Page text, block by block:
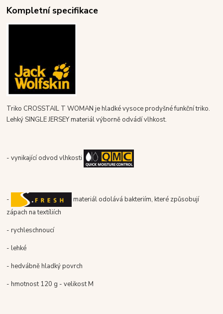
Kompletní specifikace
Triko CROSSTAIL T WOMAN je hladké vysoce prodyšné funkční triko.
Lehký SINGLE JERSEY materiál výborně odvádí vlhkost.
- vynikající odvod vlhkosti
-
materiál odolává bakteriím, které způsobují
zápach na textíliích
- rychleschnoucí
- lehké
- hedvábně hladký povrch
- hmotnost 120 g - velikost M